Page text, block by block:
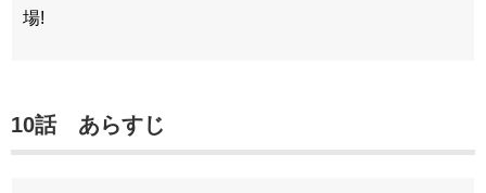
場!
10話 あらすじ